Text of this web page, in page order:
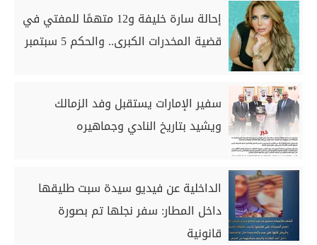
إحالة سارة خليفة و12 متهمًا للمفتي في
قضية المخدرات الكبرى.. والحكم 5 سبتمبر
سفير الإمارات يستقبل وفد الزمالك
ويشيد بتاريخ النادي وجماهيره
الداخلية عن فيديو سيدة سبت طليقها
داخل المطار: سفر نجلها تم بصورة
قانونية